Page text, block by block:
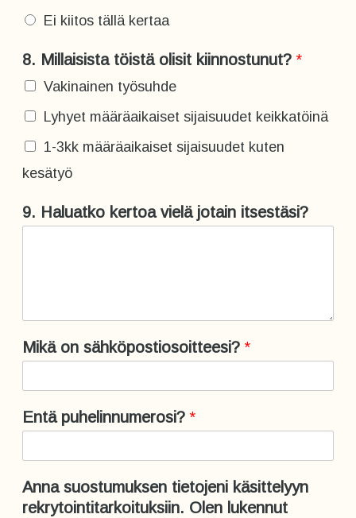
t
n
u
?
o
l
s
i
o
y
ö
s
t
ä
Ei kiitos tällä kertaa
8. Millaisista töistä olisit kiinnostunut? *
Vakinainen työsuhde
Lyhyet määräaikaiset sijaisuudet keikkatöinä
1-3kk määräaikaiset sijaisuudet kuten
kesätyö
9. Haluatko kertoa vielä jotain itsestäsi?
Mikä on sähköpostiosoitteesi? *
Entä puhelinnumerosi? *
Anna suostumuksen tietojeni käsittelyyn
rekrytointitarkoituksiin. Olen lukennut